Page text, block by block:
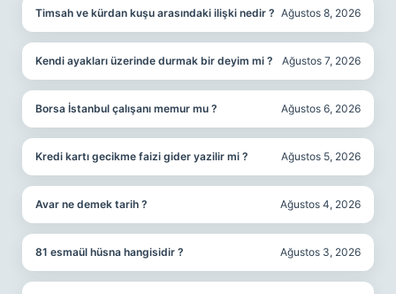
Timsah ve kürdan kuşu arasındaki ilişki nedir ? Ağustos 8, 2026
Kendi ayakları üzerinde durmak bir deyim mi ? Ağustos 7, 2026
Borsa İstanbul çalışanı memur mu ? Ağustos 6, 2026
Kredi kartı gecikme faizi gider yazilir mi ? Ağustos 5, 2026
Avar ne demek tarih ? Ağustos 4, 2026
81 esmaül hüsna hangisidir ? Ağustos 3, 2026